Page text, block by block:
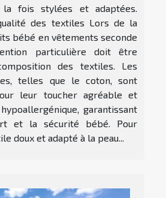
fois stylées et adaptées.
des textiles Lors de la
bébé en vêtements seconde
particulière doit être
des textiles. Les
telles que le coton, sont
leur toucher agréable et
garantissant
et la sécurité bébé. Pour
doux et adapté à la peau...